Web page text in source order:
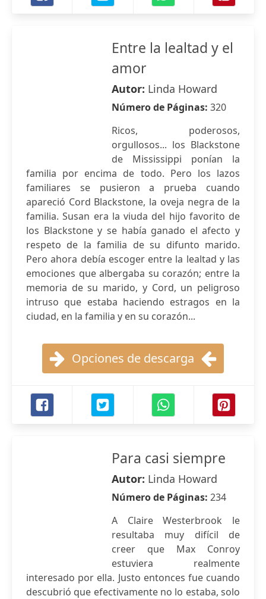
Entre la lealtad y el
amor
Autor: Linda Howard
Número de Páginas: 320
Ricos, poderosos,
orgullosos... los Blackstone
de Mississippi ponían la
familia por encima de todo. Pero los lazos
familiares se pusieron a prueba cuando
apareció Cord Blackstone, la oveja negra de la
familia. Susan era la viuda del hijo favorito de
los Blackstone y se había ganado el afecto y
respeto de la familia de su difunto marido.
Pero ahora debía escoger entre la lealtad y las
emociones que albergaba su corazón; entre la
memoria de su marido, y Cord, un peligroso
intruso que estaba haciendo estragos en la
ciudad, en la familia y en su corazón...
Opciones de descarga
Para casi siempre
Autor: Linda Howard
Número de Páginas: 234
A Claire Westerbrook le
resultaba muy difícil de
creer que Max Conroy
estuviera realmente
interesado por ella. Justo entonces fue cuando
descubrió que efectivamente no lo estaba, solo